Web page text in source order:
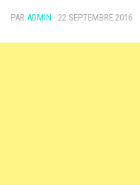
PAR ADMIN · 22 SEPTEMBRE 2016